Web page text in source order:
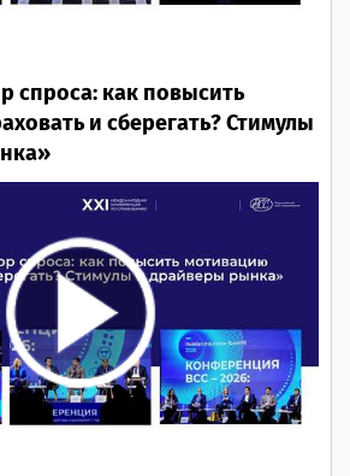
спроса: как повысить
и сберегать? Стимулы